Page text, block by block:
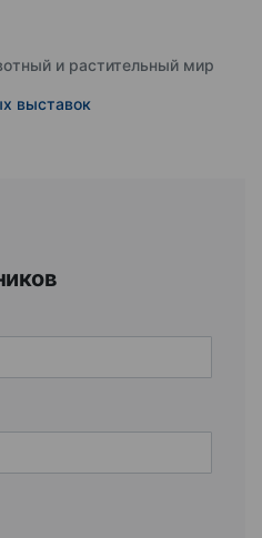
и растительный мир
выставок